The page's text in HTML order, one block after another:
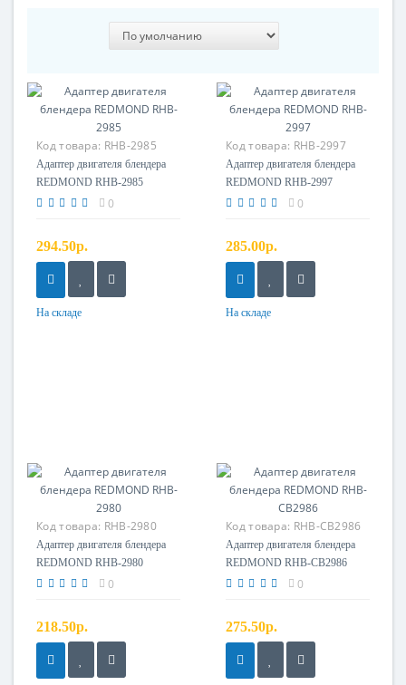
Код товара: RHB-2985
Адаптер двигателя
Адаптер двигателя блендера
REDMOND RHB-2985
0
294.50р.
На складе
Код товара: RHB-2997
Адаптер двигателя
Адаптер двигателя блендера
REDMOND RHB-2997
0
285.00р.
На складе
Код товара: RHB-2980
Адаптер двигателя
Адаптер двигателя блендера
REDMOND RHB-2980
0
218.50р.
Код товара: RHB-CB2986
Адаптер двигателя
Адаптер двигателя блендера
REDMOND RHB-CB2986
0
275.50р.